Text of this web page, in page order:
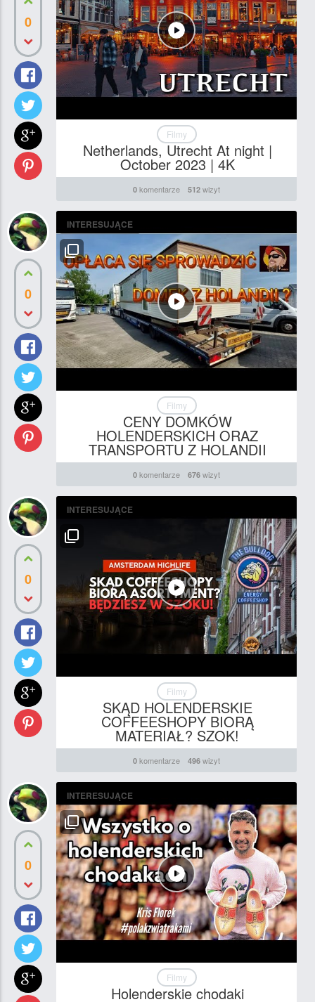
0
Filmy
Netherlands, Utrecht At night |
October 2023 | 4K
0 komentarze 512 wizyt
0
INTERESUJĄCE
Filmy
CENY DOMKÓW
HOLENDERSKICH ORAZ
TRANSPORTU Z HOLANDII
0 komentarze 676 wizyt
0
INTERESUJĄCE
Filmy
SKĄD HOLENDERSKIE
COFFEESHOPY BIORĄ
MATERIAŁ? SZOK!
0 komentarze 496 wizyt
0
INTERESUJĄCE
Filmy
Holenderskie chodaki